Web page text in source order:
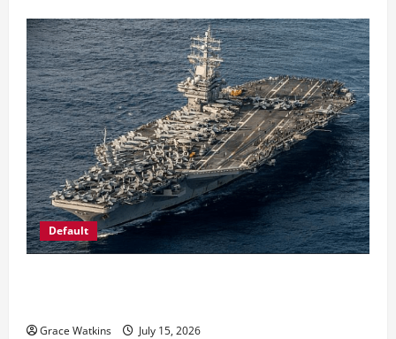
Default
Grace Watkins July 15, 2026